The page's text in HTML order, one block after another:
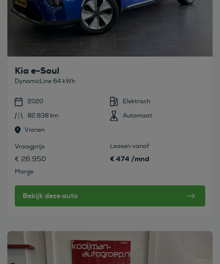
Kia e-Soul
DynamicLine 64 kWh
2020
Elektrisch
82.838 km
Automaat
Vianen
Vraagprijs
€ 26.950
Marge
Leasen vanaf
€ 474 /mnd
Bekijk deze auto
Bekijk deze auto